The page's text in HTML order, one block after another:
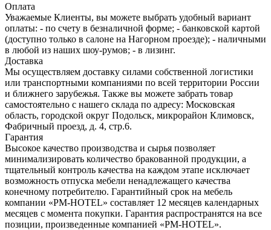
Оплата
Уважаемые Клиенты, вы можете выбрать удобный вариант
оплаты: - по счету в безналичной форме; - банковской картой
(доступно только в салоне на Нагорном проезде); - наличными
в любой из наших шоу-румов; - в лизинг.
Доставка
Мы осуществляем доставку силами собственной логистики
или транспортными компаниями по всей территории России
и ближнего зарубежья. Также вы можете забрать товар
самостоятельно с нашего склада по адресу: Московская
область, городcкой округ Подольск, микрорайон Климовск,
Фабричный проезд, д. 4, стр.6.
Гарантия
Высокое качество производства и сырья позволяет
минимализировать количество бракованной продукции, а
тщательный контроль качества на каждом этапе исключает
возможность отпуска мебели ненадлежащего качества
конечному потребителю. Гарантийный срок на мебель
компании «PM-HOTEL» составляет 12 месяцев календарных
месяцев с момента покупки. Гарантия распространятся на все
позиции, произведенные компанией «PM-HOTEL».